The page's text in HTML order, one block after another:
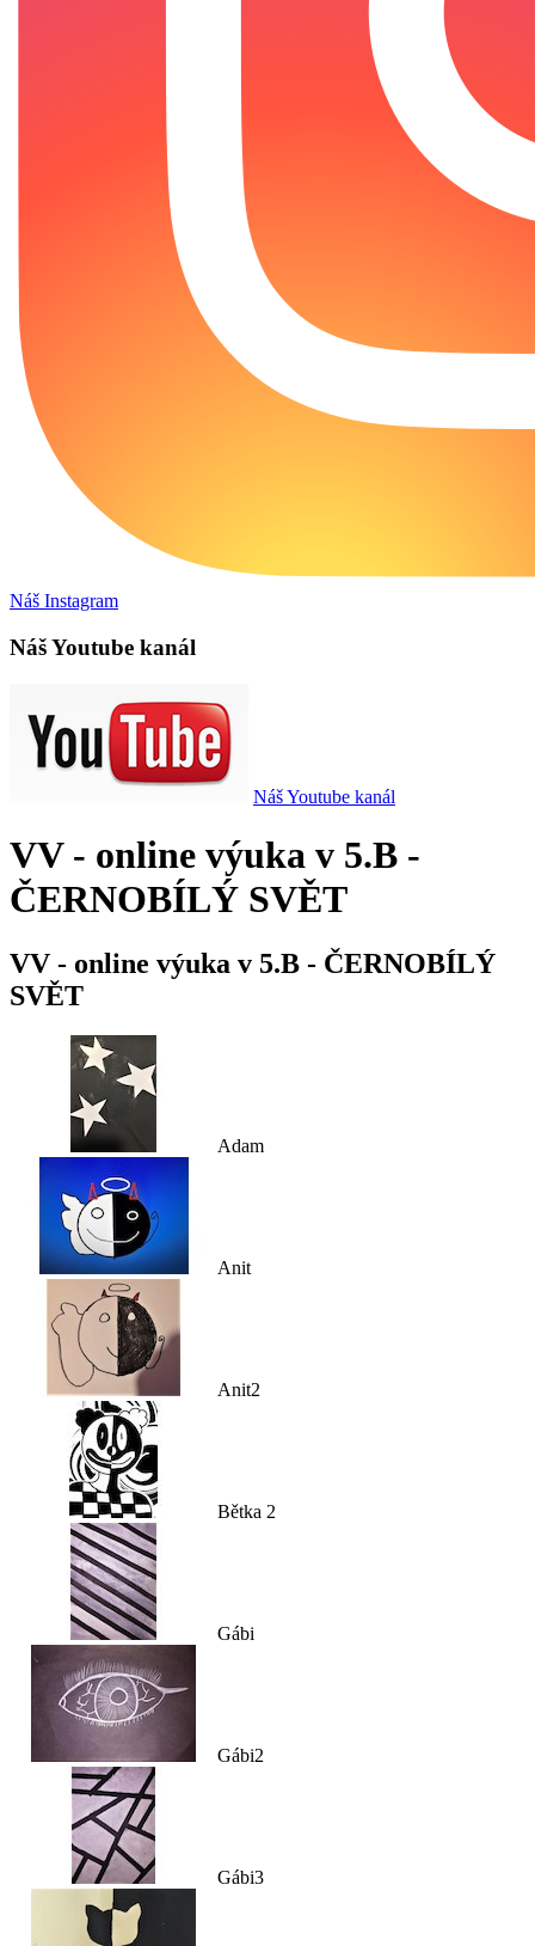
Náš Instagram
Náš Youtube kanál
Náš Youtube kanál
VV - online výuka v 5.B -
ČERNOBÍLÝ SVĚT
VV - online výuka v 5.B - ČERNOBÍLÝ
SVĚT
Adam
Anit
Anit2
Bětka 2
Gábi
Gábi2
Gábi3